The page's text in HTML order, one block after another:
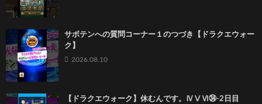
サボテンへの質問コーナー１のつづき【ドラクエウォー
ク】
2026.08.10
【ドラクエウォーク】休むんです。ⅣⅤⅥ㉞-2日目